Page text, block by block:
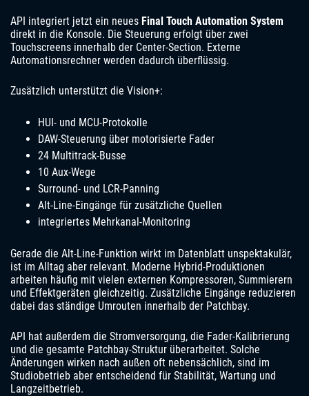
API integriert jetzt ein neues Final Touch Automation System
direkt in die Konsole. Die Steuerung erfolgt über zwei
Touchscreens innerhalb der Center-Section. Externe
Automationsrechner werden dadurch überflüssig.
Zusätzlich unterstützt die Vision+:
HUI- und MCU-Protokolle
DAW-Steuerung über motorisierte Fader
24 Multitrack-Busse
10 Aux-Wege
Surround- und LCR-Panning
Alt-Line-Eingänge für zusätzliche Quellen
integriertes Mehrkanal-Monitoring
Gerade die Alt-Line-Funktion wirkt im Datenblatt unspektakulär,
ist im Alltag aber relevant. Moderne Hybrid-Produktionen
arbeiten häufig mit vielen externen Kompressoren, Summierern
und Effektgeräten gleichzeitig. Zusätzliche Eingänge reduzieren
dabei das ständige Umrouten innerhalb der Patchbay.
API hat außerdem die Stromversorgung, die Fader-Kalibrierung
und die gesamte Patchbay-Struktur überarbeitet. Solche
Änderungen wirken nach außen oft nebensächlich, sind im
Studiobetrieb aber entscheidend für Stabilität, Wartung und
Langzeitbetrieb.